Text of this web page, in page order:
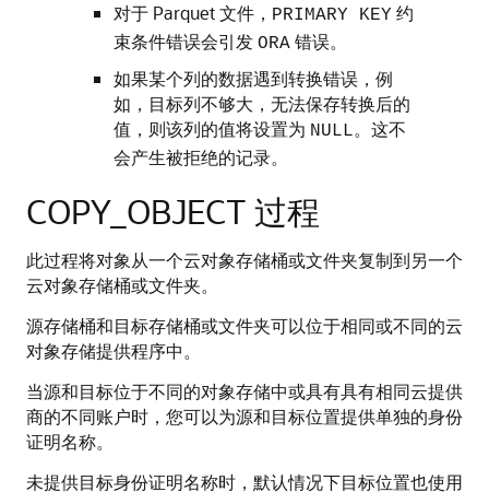
对于 Parquet 文件， PRIMARY KEY 约
束条件错误会引发 ORA 错误。
如果某个列的数据遇到转换错误，例
如，目标列不够大，无法保存转换后的
值，则该列的值将设置为 NULL。这不
会产生被拒绝的记录。
COPY_OBJECT 过程
此过程将对象从一个云对象存储桶或文件夹复制到另一个
云对象存储桶或文件夹。
源存储桶和目标存储桶或文件夹可以位于相同或不同的云
对象存储提供程序中。
当源和目标位于不同的对象存储中或具有具有相同云提供
商的不同账户时，您可以为源和目标位置提供单独的身份
证明名称。
未提供目标身份证明名称时，默认情况下目标位置也使用